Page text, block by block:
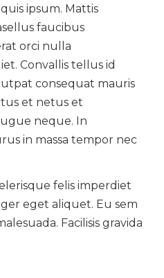
ipsum. Mattis
faucibus
orci nulla
Convallis tellus id
consequat mauris
et netus et
neque. In
in massa tempor nec
felis imperdiet
eget aliquet. Eu sem
Facilisis gravida